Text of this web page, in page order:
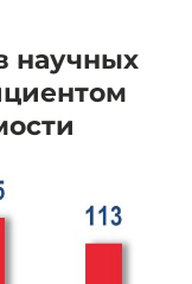
научных